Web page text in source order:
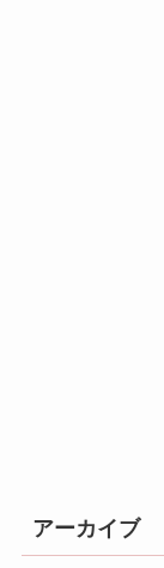
アーカイブ